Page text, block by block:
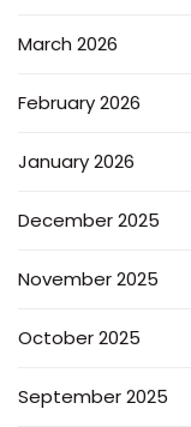
March 2026
February 2026
January 2026
December 2025
November 2025
October 2025
September 2025